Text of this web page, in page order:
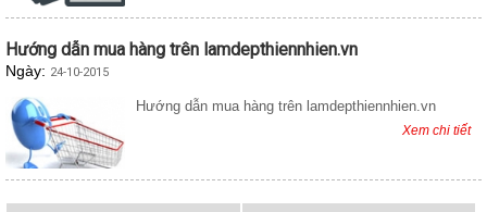
Hướng dẫn mua hàng trên lamdepthiennhien.vn
Ngày: 24-10-2015
Hướng dẫn mua hàng trên lamdepthiennhien.vn
Xem chi tiết